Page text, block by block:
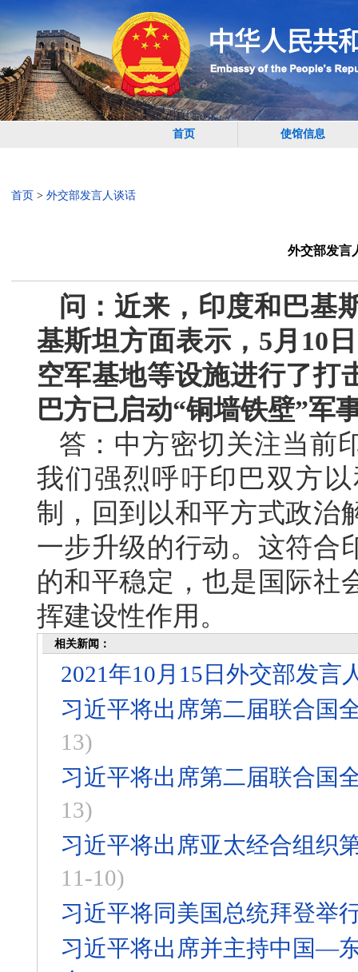
首页 使馆信息
首页 > 外交部发言人谈话
外交部发言
问：近来，印度和巴基
基斯坦方面表示，5月10
空军基地等设施进行了打
巴方已启动“铜墙铁壁”军
答：中方密切关注当前
我们强烈呼吁印巴双方
制，回到以和平方式政治
一步升级的行动。这符合
的和平稳定，也是国际社
挥建设性作用。
相关新闻：
2021年10月15日外交部发言
习近平将出席第二届联合国
13)
习近平将出席第二届联合国
13)
习近平将出席亚太经合组织
11-10)
习近平将同美国总统拜登举
习近平将出席并主持中国—